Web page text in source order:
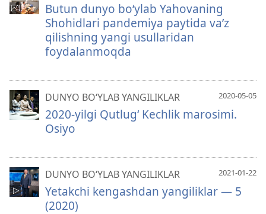
Butun dunyo bo‘ylab Yahovaning
Shohidlari pandemiya paytida va’z
qilishning yangi usullaridan
foydalanmoqda
2020-05-05
DUNYO BO‘YLAB YANGILIKLAR
2020-yilgi Qutlug‘ Kechlik marosimi.
Osiyo
2021-01-22
DUNYO BO‘YLAB YANGILIKLAR
Yetakchi kengashdan yangiliklar — 5
(2020)